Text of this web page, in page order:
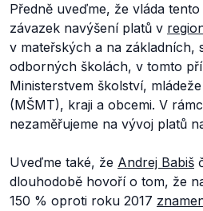
Předně uveďme, že vláda tento
závazek navýšení platů v
v mateřských a na základních,
odborných školách, v tomto
Ministerstvem školství,
(MŠMT), kraji a obcemi. V
nezaměřujeme na vývoj platů
Uveďme také, že Andrej Babiš
dlouhodobě hovoří o tom, že
150 % oproti roku 2017